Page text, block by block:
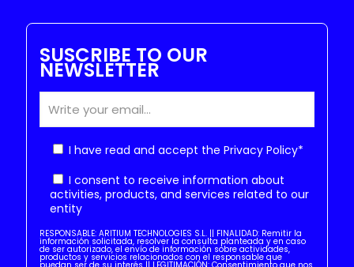
SUSCRIBE TO OUR
NEWSLETTER
I have read and accept the Privacy Policy*
I consent to receive information about
activities, products, and services related to our
entity
RESPONSABLE: ARITIUM TECHNOLOGIES S.L. || FINALIDAD: Remitir la
información solicitada, resolver la consulta planteada y en caso
de ser autorizado, el envío de información sobre actividades,
productos y servicios relacionados con el responsable que